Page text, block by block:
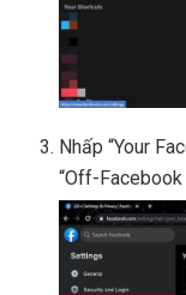
Nhấp “Your
“Off-Facebook